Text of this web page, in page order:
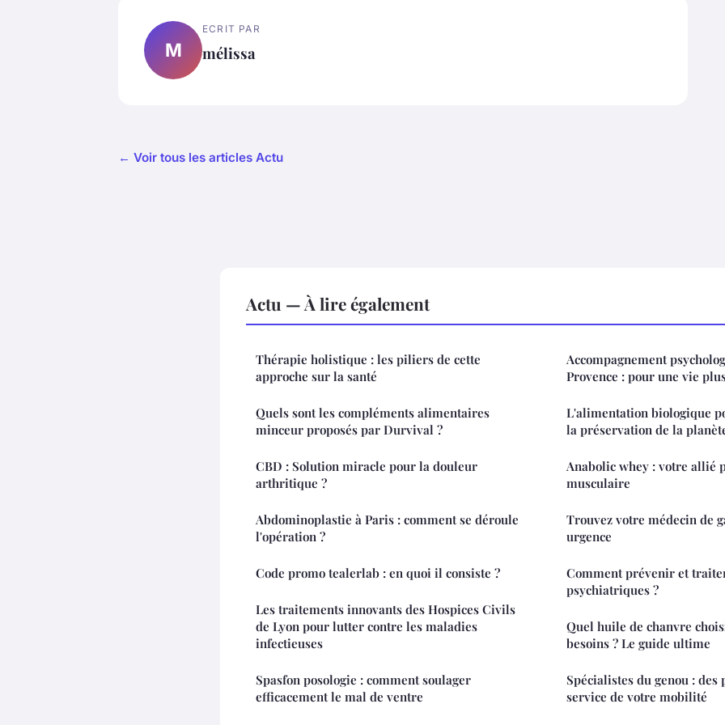
M
ECRIT PAR
mélissa
← Voir tous les articles Actu
Actu — À lire également
Thérapie holistique : les piliers de cette
approche sur la santé
Quels sont les compléments alimentaires
minceur proposés par Durvival ?
CBD : Solution miracle pour la douleur
arthritique ?
Abdominoplastie à Paris : comment se déroule
l'opération ?
Code promo tealerlab : en quoi il consiste ?
Les traitements innovants des Hospices Civils
de Lyon pour lutter contre les maladies
infectieuses
Spasfon posologie : comment soulager
efficacement le mal de ventre
Accompagnement
Provence : pour une vie
L'alimentation biologique
la préservation de la
Anabolic whey : votre allié
musculaire
Trouvez votre médecin de
urgence
Comment prévenir et
psychiatriques ?
Quel huile de chanvre
besoins ? Le guide ultime
Spécialistes du genou : des
service de votre mobilité